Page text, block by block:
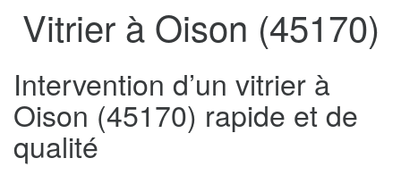
Vitrier à Oison (45170)
Intervention d’un vitrier à
Oison (45170) rapide et de
qualité